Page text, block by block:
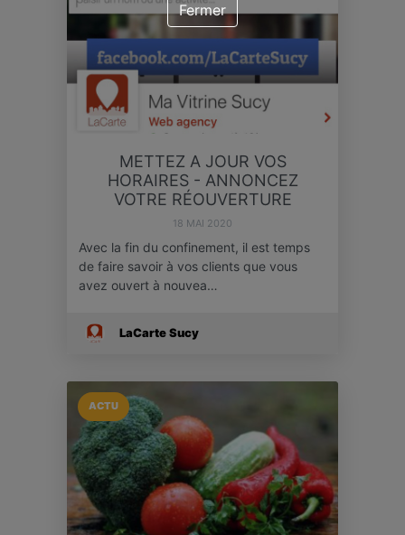
METTEZ A JOUR VOS
HORAIRES - ANNONCEZ
VOTRE RÉOUVERTURE
18 MAI 2020
Avec la fin du confinement, il est temps
de faire savoir à vos clients que vous
avez ouvert à nouvea…
LaCarte Sucy
ACTU
Fermer